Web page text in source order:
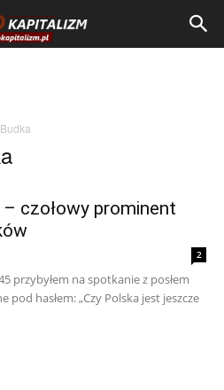
– czołowy prominent
2
przybyłem na spotkanie z posłem
pod hasłem: „Czy Polska jest jeszcze